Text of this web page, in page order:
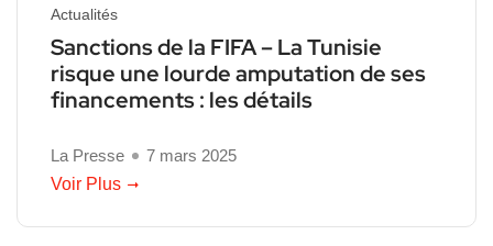
Actualités
Sanctions de la FIFA – La Tunisie
risque une lourde amputation de ses
financements : les détails
La Presse
7 mars 2025
Voir Plus